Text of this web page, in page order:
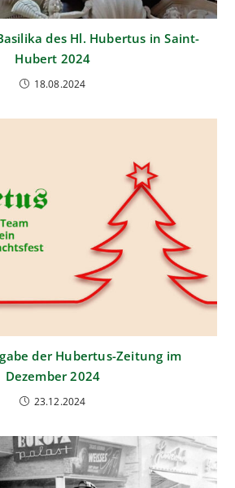
des Hl. Hubertus in Saint-
Hubert 2024
18.08.2024
der Hubertus-Zeitung im
Dezember 2024
23.12.2024